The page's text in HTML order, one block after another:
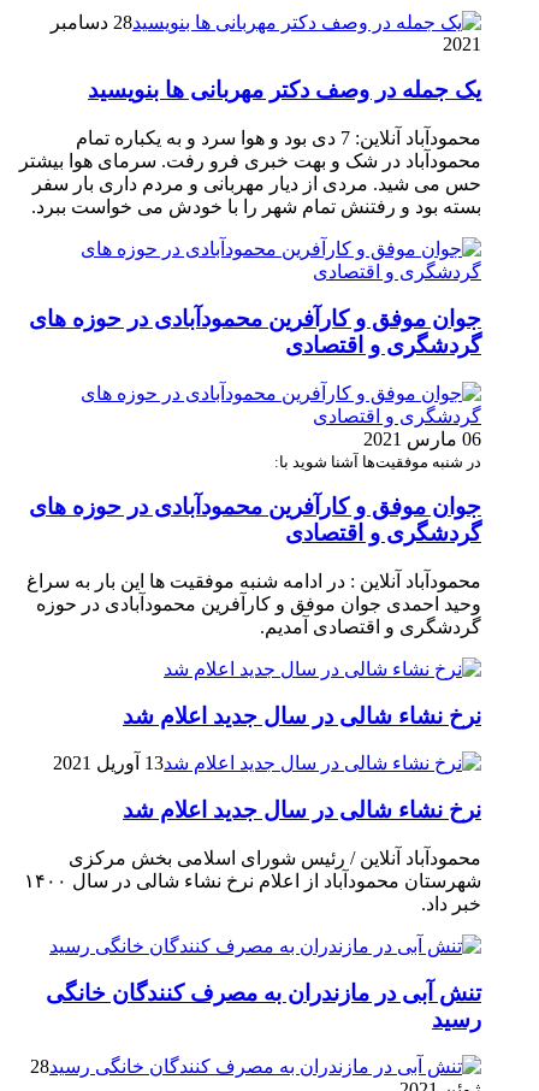
28 دسامبر
2021
یک جمله در وصف دکتر مهربانی ها بنویسید
محمودآباد آنلاین: 7 دی بود و هوا سرد و به یکباره تمام
محمودآباد در شک و بهت خبری فرو رفت. سرمای هوا بیشتر
حس می شید. مردی از دیار مهربانی و مردم داری بار سفر
بسته بود و رفتنش تمام شهر را با خودش می خواست ببرد.
جوان موفق و کارآفرین محمودآبادی در حوزه های
گردشگری و اقتصادی
06 مارس 2021
در شنبه موفقیت‌ها آشنا شوید با:
جوان موفق و کارآفرین محمودآبادی در حوزه های
گردشگری و اقتصادی
محمودآباد آنلاین : در ادامه شنبه موفقیت ها این بار به سراغ
وحید احمدی جوان موفق و کارآفرین محمودآبادی در حوزه
گردشگری و اقتصادی آمدیم.
نرخ نشاء شالی در سال جدید اعلام شد
13 آوریل 2021
نرخ نشاء شالی در سال جدید اعلام شد
محمودآباد آنلاین / رئیس شورای اسلامی بخش مرکزی
شهرستان محمودآباد از اعلام نرخ نشاء شالی در سال ۱۴۰۰
خبر داد.
تنش آبی در مازندران به مصرف كنندگان خانگی
رسيد
28